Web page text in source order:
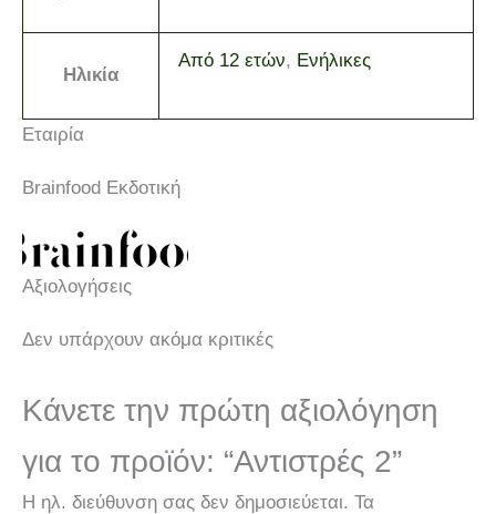
Ηλικία
Από 12 ετών, Ενήλικες
Εταιρία
Brainfood Εκδοτική
Αξιολογήσεις
Δεν υπάρχουν ακόμα κριτικές
Κάνετε την πρώτη αξιολόγηση
για το προϊόν: “Αντιστρές 2”
Η ηλ. διεύθυνση σας δεν δημοσιεύεται. Τα